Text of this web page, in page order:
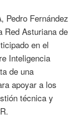
Pedro Fernández
Red Asturiana de
en el
Inteligencia
de una
apoyar a los
técnica y